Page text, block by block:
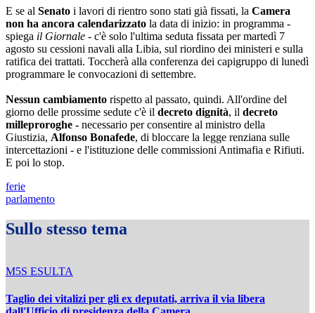
E se al Senato i lavori di rientro sono stati già fissati, la Camera
non ha ancora calendarizzato la data di inizio: in programma -
spiega il Giornale - c'è solo l'ultima seduta fissata per martedì 7
agosto su cessioni navali alla Libia, sul riordino dei ministeri e sulla
ratifica dei trattati. Toccherà alla conferenza dei capigruppo di lunedì
programmare le convocazioni di settembre.
Nessun cambiamento rispetto al passato, quindi. All'ordine del
giorno delle prossime sedute c'è il decreto dignità, il decreto
milleproroghe - necessario per consentire al ministro della
Giustizia, Alfonso Bonafede, di bloccare la legge renziana sulle
intercettazioni - e l'istituzione delle commissioni Antimafia e Rifiuti.
E poi lo stop.
ferie
parlamento
Sullo stesso tema
M5S ESULTA
Taglio dei vitalizi per gli ex deputati, arriva il via libera